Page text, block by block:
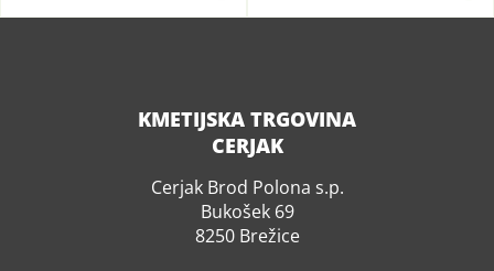
KMETIJSKA TRGOVINA
CERJAK
Cerjak Brod Polona s.p.
Bukošek 69
8250 Brežice